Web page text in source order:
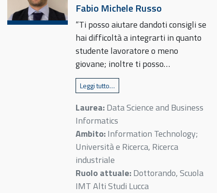
Fabio Michele Russo
“Ti posso aiutare dandoti consigli se
hai difficoltà a integrarti in quanto
studente lavoratore o meno
giovane; inoltre ti posso…
Leggi tutto…
Laurea:Data Science and Business
Informatics
Ambito:Information Technology;
Università e Ricerca, Ricerca
industriale
Ruolo attuale:Dottorando, Scuola
IMT Alti Studi Lucca